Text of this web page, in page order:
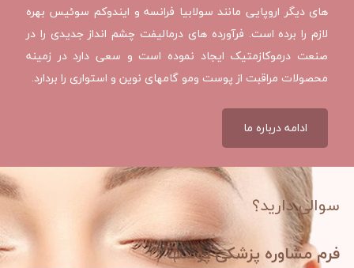
های دیگر اروپایی مانند سولابیا فرانسه و ایندوکم سوئیس بهره
لازم را برده است. فرآورده های درمالیفت چشم انداز جدیدی را در
صنعت درموکازمتیک ایجاد نموده است و سعی دارد در زمینه
محصولات مراقبت از پوست ومو گامهای نوین و استواری را بردارد.
ادامه درباره ما
سوالی دارید؟
فرم مشاوره پزشکی پوست